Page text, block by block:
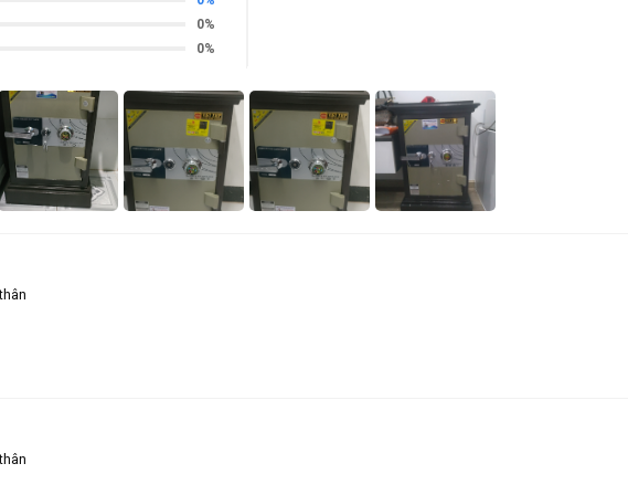
0%
0%